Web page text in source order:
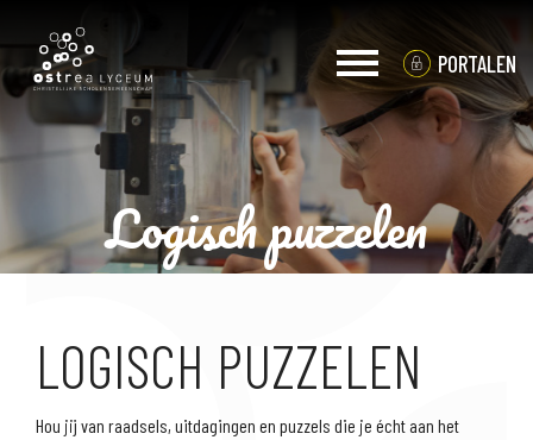
PORTALEN
Logisch puzzelen
LOGISCH PUZZELEN
Hou jij van raadsels, uitdagingen en puzzels die je écht aan het